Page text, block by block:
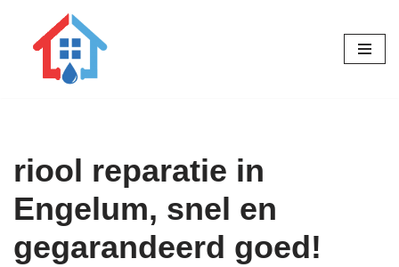
riool reparatie in
Engelum, snel en
gegarandeerd goed!